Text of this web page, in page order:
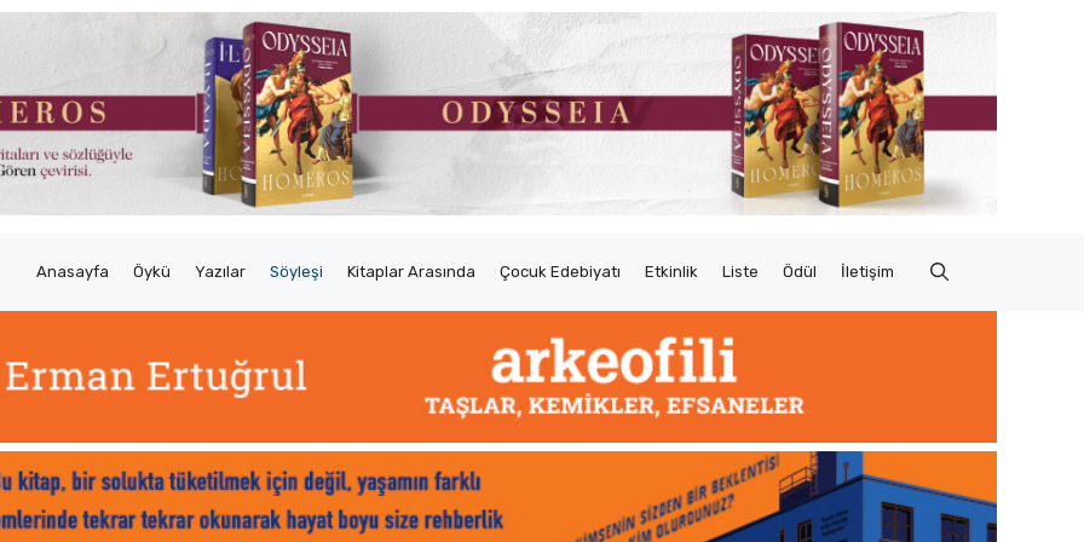
Anasayfa Öykü Yazılar Söyleşi Kitaplar Arasında Çocuk Edebiyatı Etkinlik Liste Ödül İletişim